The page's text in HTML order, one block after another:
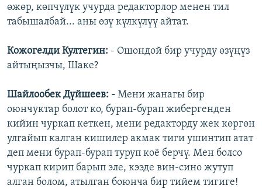
өжөр, көпчүлүк учурда редакторлор менен тил
табышалбай... аны өзү күлкүлүү айтат.
Кожогелди Култегин: - Ошондой бир учурду өзүңүз
айтыңызчы, Шаке?
Шайлообек Дүйшеев: - Мени жанагы бир
оюнчуктар болот ко, бурап-бурап жибергенден
кийин чуркап кеткен, мени редакторду жек көргөн
улгайып калган кишилер акмак тиги ушинтип атат
деп мени бурап-бурап туруп коё берчү. Мен болсо
чуркап кирип барып эле, кээде вин-сино жутуп
алган болом, атылган боюнча бир тийем тигиге!